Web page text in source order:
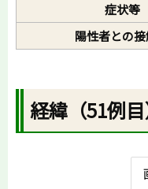
症状等
陽性者との
経緯（51例目